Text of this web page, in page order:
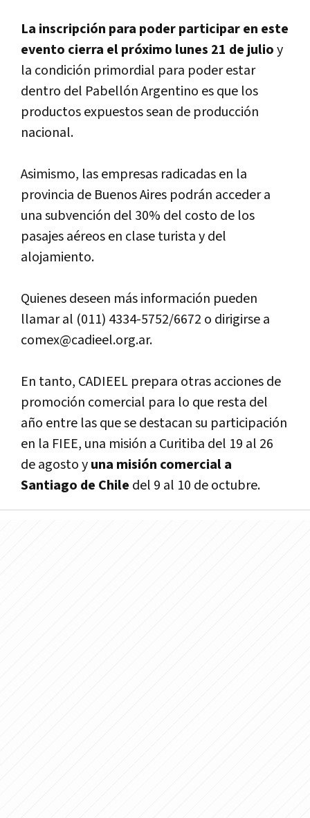
La inscripción para poder participar en este
evento cierra el próximo lunes 21 de julioy
la condición primordial para poder estar
dentro del Pabellón Argentino es que los
productos expuestos sean de producción
nacional.
Asimismo, las empresas radicadas en la
provincia de Buenos Aires podrán acceder a
una subvención del 30% del costo de los
pasajes aéreos en clase turista y del
alojamiento.
Quienes deseen más información pueden
llamar al (011) 4334-5752/6672 o dirigirse a
comex@cadieel.org.ar.
En tanto, CADIEEL prepara otras acciones de
promoción comercial para lo que resta del
año entre las que se destacan su participación
en la FIEE, una misión a Curitiba del 19 al 26
de agosto yuna misión comercial a
Santiago de Chile del 9 al 10 de octubre.